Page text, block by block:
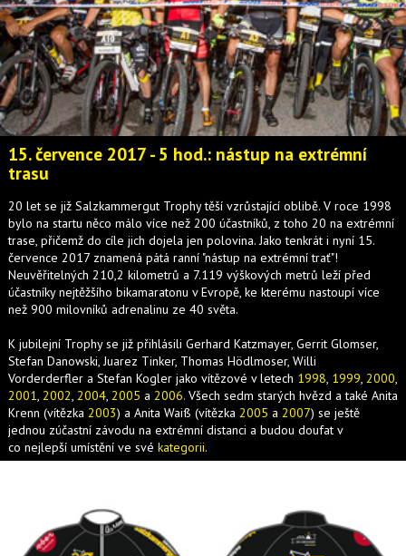
15. července 2017 - 5 hod.: nástup na extrémní
trasu
20 let se již Salzkammergut Trophy těší vzrůstající oblibě. V roce 1998
bylo na startu něco málo více než 200 účastníků, z toho 20 na extrémní
trase, přičemž do cíle jich dojela jen polovina. Jako tenkrát i nyní 15.
července 2017 znamená pátá ranní "nástup na extrémní trať"!
Neuvěřitelných 210,2 kilometrů a 7.119 výškových metrů leží před
účastníky nejtěžšího bikamaratonu v Evropě, ke kterému nastoupí více
než 900 milovníků adrenalinu ze 40 světa.
K jubilejní Trophy se již přihlásili Gerhard Katzmayer, Gerrit Glomser,
Stefan Danowski, Juarez Tinker, Thomas Hödlmoser, Willi
Vorderderfler a Stefan Kogler jako vítězové v letech 1998, 1999, 2000,
2001, 2002, 2004, 2005 a 2006. Všech sedm starých hvězd a také Anita
Krenn (vítězka 2003) a Anita Waiß (vítězka 2005 a 2007) se ještě
jednou zúčastní závodu na extrémní distanci a budou doufat v
co nejlepší umístění ve své kategorii.